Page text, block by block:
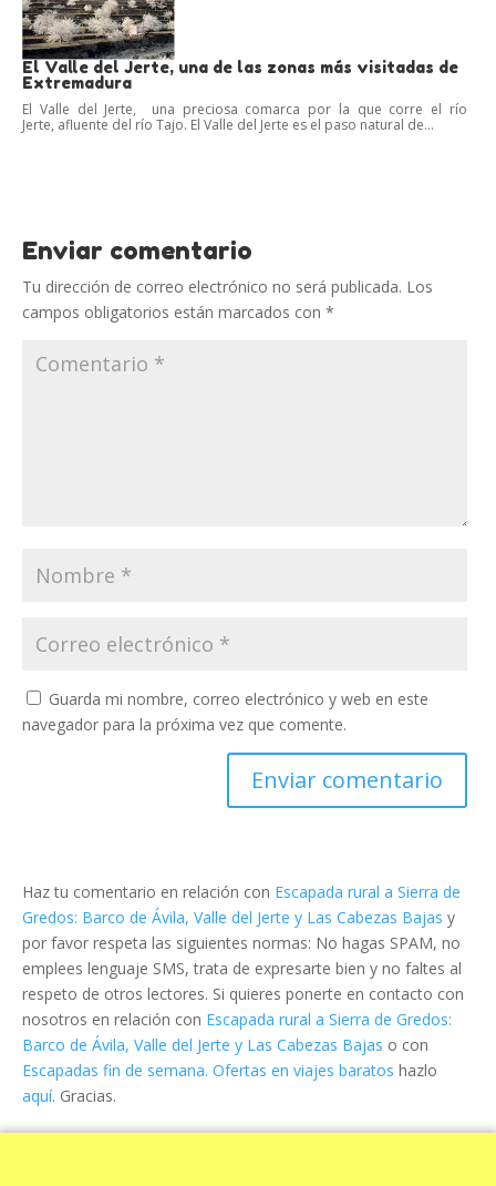
El Valle del Jerte, una de las zonas más visitadas de
Extremadura
El Valle del Jerte, una preciosa comarca por la que corre el río
Jerte, afluente del río Tajo. El Valle del Jerte es el paso natural de...
Enviar comentario
Tu dirección de correo electrónico no será publicada. Los
campos obligatorios están marcados con *
Guarda mi nombre, correo electrónico y web en este
navegador para la próxima vez que comente.
Haz tu comentario en relación con Escapada rural a Sierra de
Gredos: Barco de Ávila, Valle del Jerte y Las Cabezas Bajas y
por favor respeta las siguientes normas: No hagas SPAM, no
emplees lenguaje SMS, trata de expresarte bien y no faltes al
respeto de otros lectores. Si quieres ponerte en contacto con
nosotros en relación con Escapada rural a Sierra de Gredos:
Barco de Ávila, Valle del Jerte y Las Cabezas Bajas o con
Escapadas fin de semana. Ofertas en viajes baratos hazlo
aquí. Gracias.